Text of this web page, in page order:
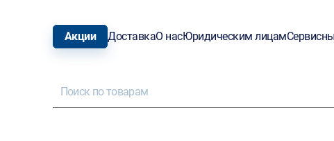
Акции ДоставкаО насЮридическим лицам